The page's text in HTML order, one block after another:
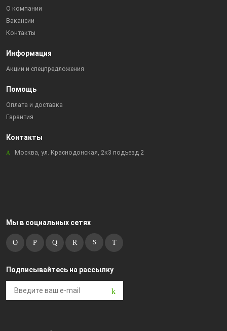
О компании
Вакансии
Контакты
Информация
Акции и спецпредложения
Помощь
Оплата и доставка
Гарантия
Контакты
Москва, ул. Краснодонская, 2к3 подъезд 2
Мы в социальных сетях
Подписывайтесь на рассылку